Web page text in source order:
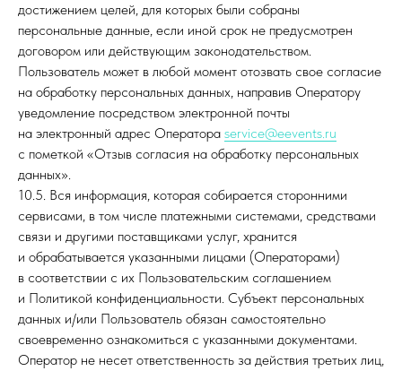
достижением целей, для которых были собраны
персональные данные, если иной срок не предусмотрен
договором или действующим законодательством.
Пользователь может в любой момент отозвать свое согласие
на обработку персональных данных, направив Оператору
уведомление посредством электронной почты
на электронный адрес Оператора service@eevents.ru
с пометкой «Отзыв согласия на обработку персональных
данных».
10.5. Вся информация, которая собирается сторонними
сервисами, в том числе платежными системами, средствами
связи и другими поставщиками услуг, хранится
и обрабатывается указанными лицами (Операторами)
в соответствии с их Пользовательским соглашением
и Политикой конфиденциальности. Субъект персональных
данных и/или Пользователь обязан самостоятельно
своевременно ознакомиться с указанными документами.
Оператор не несет ответственность за действия третьих лиц,